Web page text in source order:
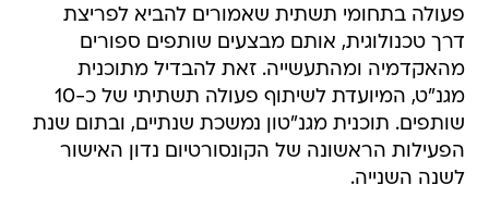
פעולה בתחומי תשתית שאמורים להביא לפריצת
דרך טכנולוגית, אותם מבצעים שותפים ספורים
מהאקדמיה ומהתעשייה. זאת להבדיל מתוכנית
מגנ"ט, המיועדת לשיתוף פעולה תשתיתי של כ-10
שותפים. תוכנית מגנ"טון נמשכת שנתיים, ובתום שנת
הפעילות הראשונה של הקונסורטיום נדון האישור
לשנה השנייה.